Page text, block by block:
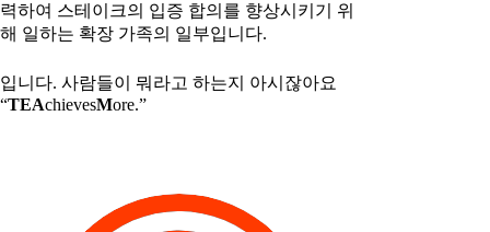
력하여 스테이크의 입증 합의를 향상시키기 위
해 일하는 확장 가족의 일부입니다.
입니다. 사람들이 뭐라고 하는지 아시잖아요
“TEAchievesMore.”